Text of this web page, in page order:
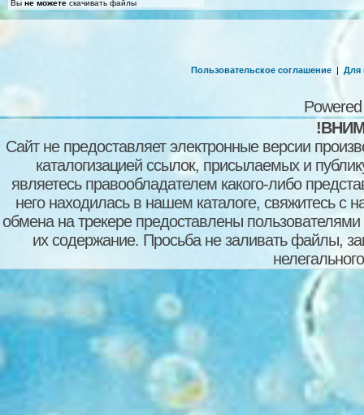
Вы не можете скачивать файлы
Пользовательское соглашение | Для
Сайт не предоставляет электронные версии
каталогизацией ссылок, присылаемых и
являетесь правообладателем какого-либо
него находилась в нашем каталоге, свяжитесь
обмена на трекере предоставлены пользователями
их содержание. Просьба не заливать файлы,